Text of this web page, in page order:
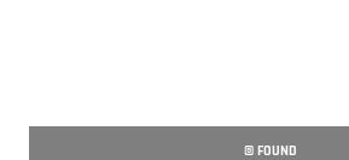
© FOUND